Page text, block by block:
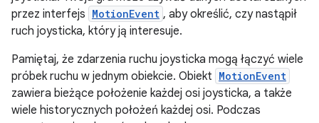
przez interfejs MotionEvent , aby określić, czy nastąpił
ruch joysticka, który ją interesuje.
Pamiętaj, że zdarzenia ruchu joysticka mogą łączyć wiele
próbek ruchu w jednym obiekcie. Obiekt MotionEvent
zawiera bieżące położenie każdej osi joysticka, a także
wiele historycznych położeń każdej osi. Podczas